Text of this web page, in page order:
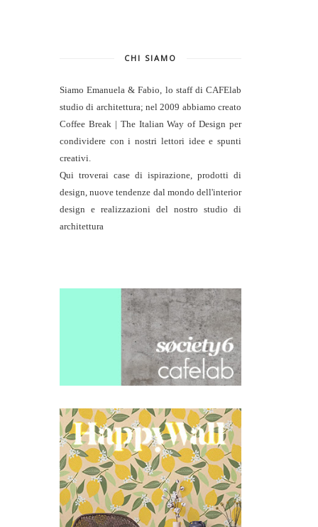
CHI SIAMO
Siamo Emanuela & Fabio, lo staff di CAFElab
studio di architettura; nel 2009 abbiamo creato
Coffee Break | The Italian Way of Design per
condividere con i nostri lettori idee e spunti
creativi.
Qui troverai case di ispirazione, prodotti di
design, nuove tendenze dal mondo dell'interior
design e realizzazioni del nostro studio di
architettura